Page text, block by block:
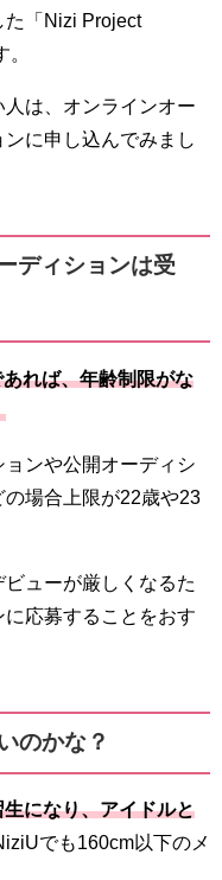
た「Nizi Project
は、オンラインオー
に申し込んでみまし
ディションは受
れば、年齢制限がな
ンや公開オーディシ
の場合上限が22歳や23
ューが厳しくなるた
応募することをおす
のかな？
になり、アイドルと
でも160cm以下のメ